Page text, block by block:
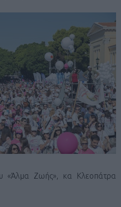
«Άλμα Ζωής», κα Κλεοπάτρα